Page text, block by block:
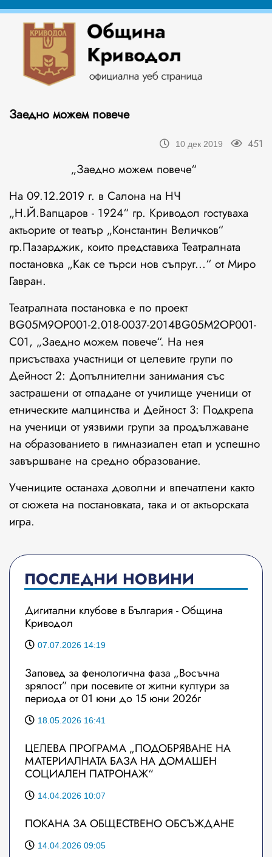
Заедно можем повече
10 дек 2019 451
„Заедно можем повече“
На 09.12.2019 г. в Салона на НЧ
„Н.Й.Вапцаров - 1924“ гр. Криводол гостуваха
актьорите от театър „Константин Величков“
гр.Пазарджик, които представиха Театралната
постановка „Как се търси нов съпруг...“ от Миро
Гавран.
Театралната постановка е по проект
BG05M9OP001-2.018-0037-2014BG05M2OP001-
C01, „Заедно можем повече“. На нея
присъстваха участници от целевите групи по
Дейност 2: Допълнителни занимания със
застрашени от отпадане от училище ученици от
етническите малцинства и Дейност 3: Подкрепа
на ученици от уязвими групи за продължаване
на образованието в гимназиален етап и успешно
завършване на средно образование.
Учениците останаха доволни и впечатлени както
от сюжета на постановката, така и от актьорската
игра.
ПОСЛЕДНИ НОВИНИ
Дигитални клубове в България - Община
Криводол
07.07.2026 14:19
Заповед за фенологична фаза „Восъчна
зрялост” при посевите от житни култури за
периода от 01 юни до 15 юни 2026г
18.05.2026 16:41
ЦЕЛЕВА ПРОГРАМА „ПОДОБРЯВАНЕ НА
МАТЕРИАЛНАТА БАЗА НА ДОМАШЕН
СОЦИАЛЕН ПАТРОНАЖ“
14.04.2026 10:07
ПОКАНА ЗА ОБЩЕСТВЕНО ОБСЪЖДАНЕ
14.04.2026 09:05